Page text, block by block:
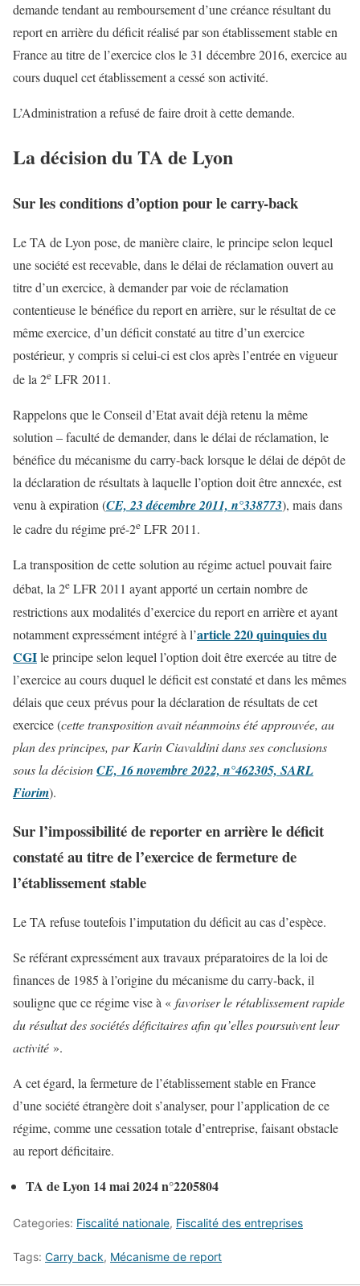
demande tendant au remboursement d’une créance résultant du
report en arrière du déficit réalisé par son établissement stable en
France au titre de l’exercice clos le 31 décembre 2016, exercice au
cours duquel cet établissement a cessé son activité.
L’Administration a refusé de faire droit à cette demande.
La décision du TA de Lyon
Sur les conditions d’option pour le carry-back
Le TA de Lyon pose, de manière claire, le principe selon lequel
une société est recevable, dans le délai de réclamation ouvert au
titre d’un exercice, à demander par voie de réclamation
contentieuse le bénéfice du report en arrière, sur le résultat de ce
même exercice, d’un déficit constaté au titre d’un exercice
postérieur, y compris si celui-ci est clos après l’entrée en vigueur
de la 2e LFR 2011.
Rappelons que le Conseil d’Etat avait déjà retenu la même
solution – faculté de demander, dans le délai de réclamation, le
bénéfice du mécanisme du carry-back lorsque le délai de dépôt de
la déclaration de résultats à laquelle l’option doit être annexée, est
venu à expiration (CE, 23 décembre 2011, n°338773), mais dans
le cadre du régime pré-2e LFR 2011.
La transposition de cette solution au régime actuel pouvait faire
débat, la 2e LFR 2011 ayant apporté un certain nombre de
restrictions aux modalités d’exercice du report en arrière et ayant
notamment expressément intégré à l’article 220 quinquies du
CGIle principe selon lequel l’option doit être exercée au titre de
l’exercice au cours duquel le déficit est constaté et dans les mêmes
délais que ceux prévus pour la déclaration de résultats de cet
exercice (cette transposition avait néanmoins été approuvée, au
plan des principes, par Karin Ciavaldini dans ses conclusions
sous la décisionCE, 16 novembre 2022, n°462305, SARL
Fiorim).
Sur l’impossibilité de reporter en arrière le déficit
constaté au titre de l’exercice de fermeture de
l’établissement stable
Le TA refuse toutefois l’imputation du déficit au cas d’espèce.
Se référant expressément aux travaux préparatoires de la loi de
finances de 1985 à l’origine du mécanisme du carry-back, il
souligne que ce régime vise à « favoriser le rétablissement rapide
du résultat des sociétés déficitaires afin qu’elles poursuivent leur
activité ».
A cet égard, la fermeture de l’établissement stable en France
d’une société étrangère doit s’analyser, pour l’application de ce
régime, comme une cessation totale d’entreprise, faisant obstacle
au report déficitaire.
TA de Lyon 14 mai 2024 n°2205804
Categories: Fiscalité nationale, Fiscalité des entreprises
Tags: Carry back, Mécanisme de report